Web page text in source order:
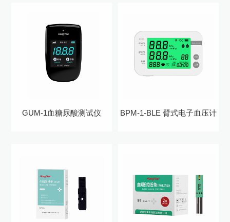
GUM-1血糖尿酸测试仪 BPM-1-BLE 臂式电子血压计